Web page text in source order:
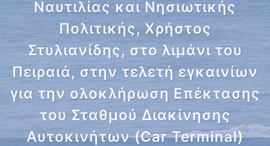
Ναυτιλίας και Νησιωτικής
Πολιτικής, Χρήστος
Στυλιανίδης, στο λιμάνι του
Πειραιά, στην τελετή εγκαινίων
για την ολοκλήρωση Επέκτασης
του Σταθμού Διακίνησης
Αυτοκινήτων (Car Terminal)